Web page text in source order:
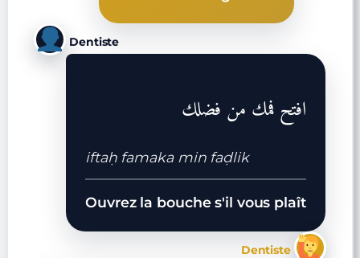
Dentiste
افتح فمك من فضلك
iftaḥ famaka min faḍlik
Ouvrez la bouche s'il vous plaît
Dentiste